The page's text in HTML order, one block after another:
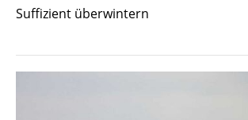
Suffizient überwintern